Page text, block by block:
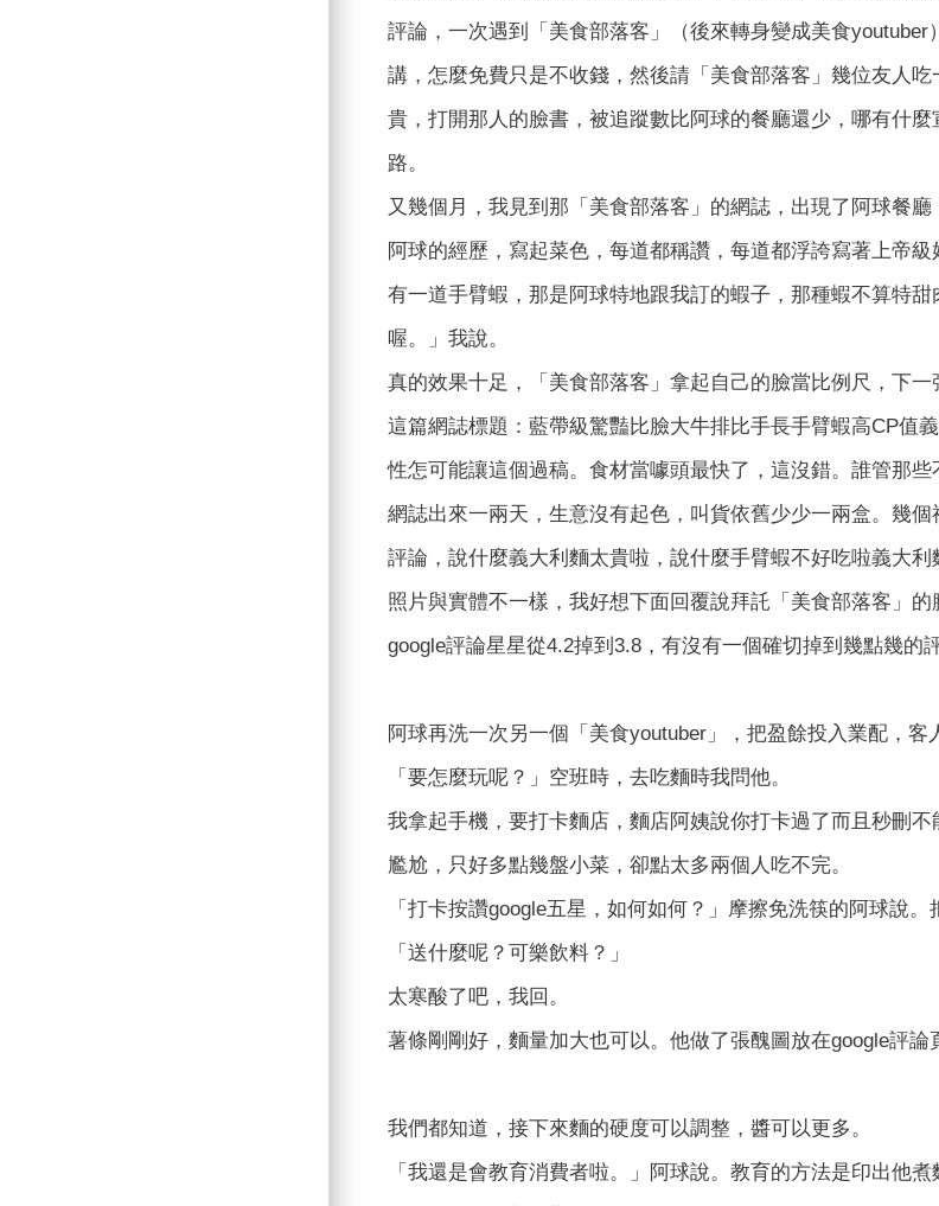
評論，一次遇到「美食部落客」（後來轉身變成美食
講，怎麼免費只是不收錢，然後請「美食部落客」幾位友人
貴，打開那人的臉書，被追蹤數比阿球的餐廳還少，哪有什
路。
又幾個月，我見到那「美食部落客」的網誌，出現了阿球餐
阿球的經歷，寫起菜色，每道都稱讚，每道都浮誇寫著上帝
有一道手臂蝦，那是阿球特地跟我訂的蝦子，那種蝦不算特
喔。」我說。
真的效果十足，「美食部落客」拿起自己的臉當比例尺，下
這篇網誌標題：藍帶級驚豔比臉大牛排比手長手臂蝦高CP值
性怎可能讓這個過稿。食材當噱頭最快了，這沒錯。誰管那些
網誌出來一兩天，生意沒有起色，叫貨依舊少少一兩盒。幾
評論，說什麼義大利麵太貴啦，說什麼手臂蝦不好吃啦義大
照片與實體不一樣，我好想下面回覆說拜託「美食部落客」
google評論星星從4.2掉到3.8，有沒有一個確切掉到幾點幾的
阿球再洗一次另一個「美食youtuber」，把盈餘投入業配，客
「要怎麼玩呢？」空班時，去吃麵時我問他。
我拿起手機，要打卡麵店，麵店阿姨說你打卡過了而且秒刪不
尷尬，只好多點幾盤小菜，卻點太多兩個人吃不完。
「打卡按讚google五星，如何如何？」摩擦免洗筷的阿球說。
「送什麼呢？可樂飲料？」
太寒酸了吧，我回。
薯條剛剛好，麵量加大也可以。他做了張醜圖放在google評論
我們都知道，接下來麵的硬度可以調整，醬可以更多。
「我還是會教育消費者啦。」阿球說。教育的方法是印出他